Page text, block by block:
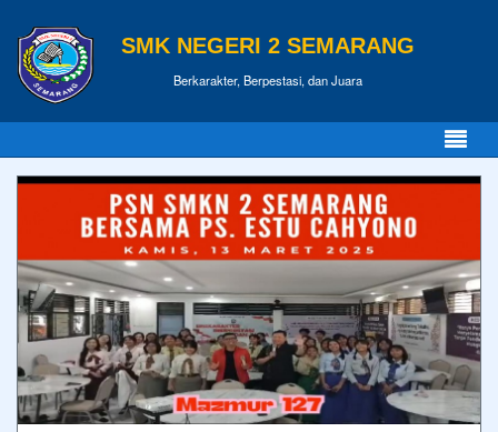
SMK NEGERI 2 SEMARANG
Berkarakter, Berpestasi, dan Juara